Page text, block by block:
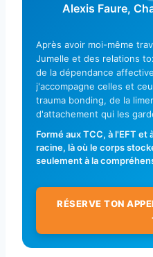
Alexis Faure,
Après avoir moi-même
Jumelle et des relations
de la dépendance
j'accompagne celles et
trauma bonding, de la
d'attachement qui les
Formé aux TCC, à l'EFT et
racine, là où le corps
seulement à la
RÉSERVE TON